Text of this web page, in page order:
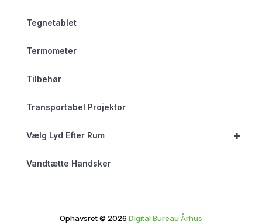
Tegnetablet
Termometer
Tilbehør
Transportabel Projektor
+
Vælg Lyd Efter Rum
Vandtætte Handsker
Ophavsret © 2026 Digital Bureau Århus